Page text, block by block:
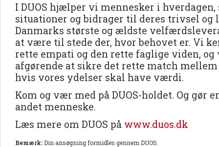
I DUOS hjælper vi mennesker i
situationer og bidrager til deres trivsel og
Danmarks største og ældste
at være til stede der, hvor behovet er. Vi
rette empati og den rette faglige viden, og
afgørende at sikre det rette match mellem
hvis vores ydelser skal have værdi.
Kom og vær med på DUOS-holdet. Og gør
andet menneske.
Læs mere om DUOS på www.duos.dk
Bemærk:Din ansøgning formidles gennem DUOS.